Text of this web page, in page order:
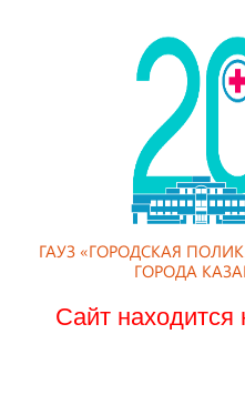
ГАУЗ «ГОРОДСКАЯ
ГОРОДА
Сайт находится